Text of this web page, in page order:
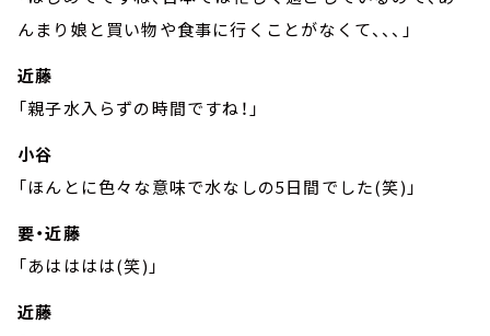
んまり娘と買い物や食事に行くことがなくて、、、」
近藤
「親子水入らずの時間ですね！」
小谷
「ほんとに色々な意味で水なしの5日間でした(笑)」
要・近藤
「あはははは(笑)」
近藤